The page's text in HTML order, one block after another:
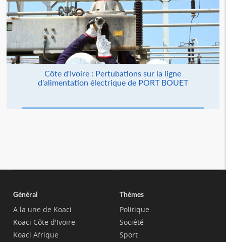
Côte d'Ivoire : Pertubations sur la ligne
d'alimentation électrique de PORT BOUET
Général
A la une de Koaci
Koaci Côte d'Ivoire
Koaci Afrique
Thèmes
Politique
Société
Sport